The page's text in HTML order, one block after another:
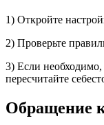
1) Откройте
2) Проверьте
3) Если
пересчитайте
Обращение